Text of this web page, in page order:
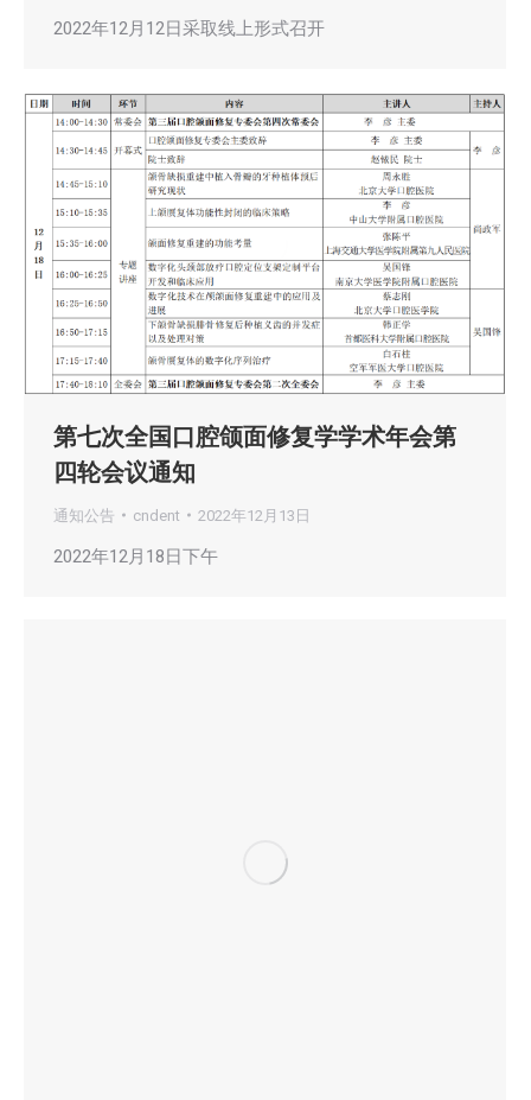
2022年12月12日采取线上形式召开
第七次全国口腔颌面修复学学术年会第
四轮会议通知
通知公告 cndent 2022年12月13日
2022年12月18日下午